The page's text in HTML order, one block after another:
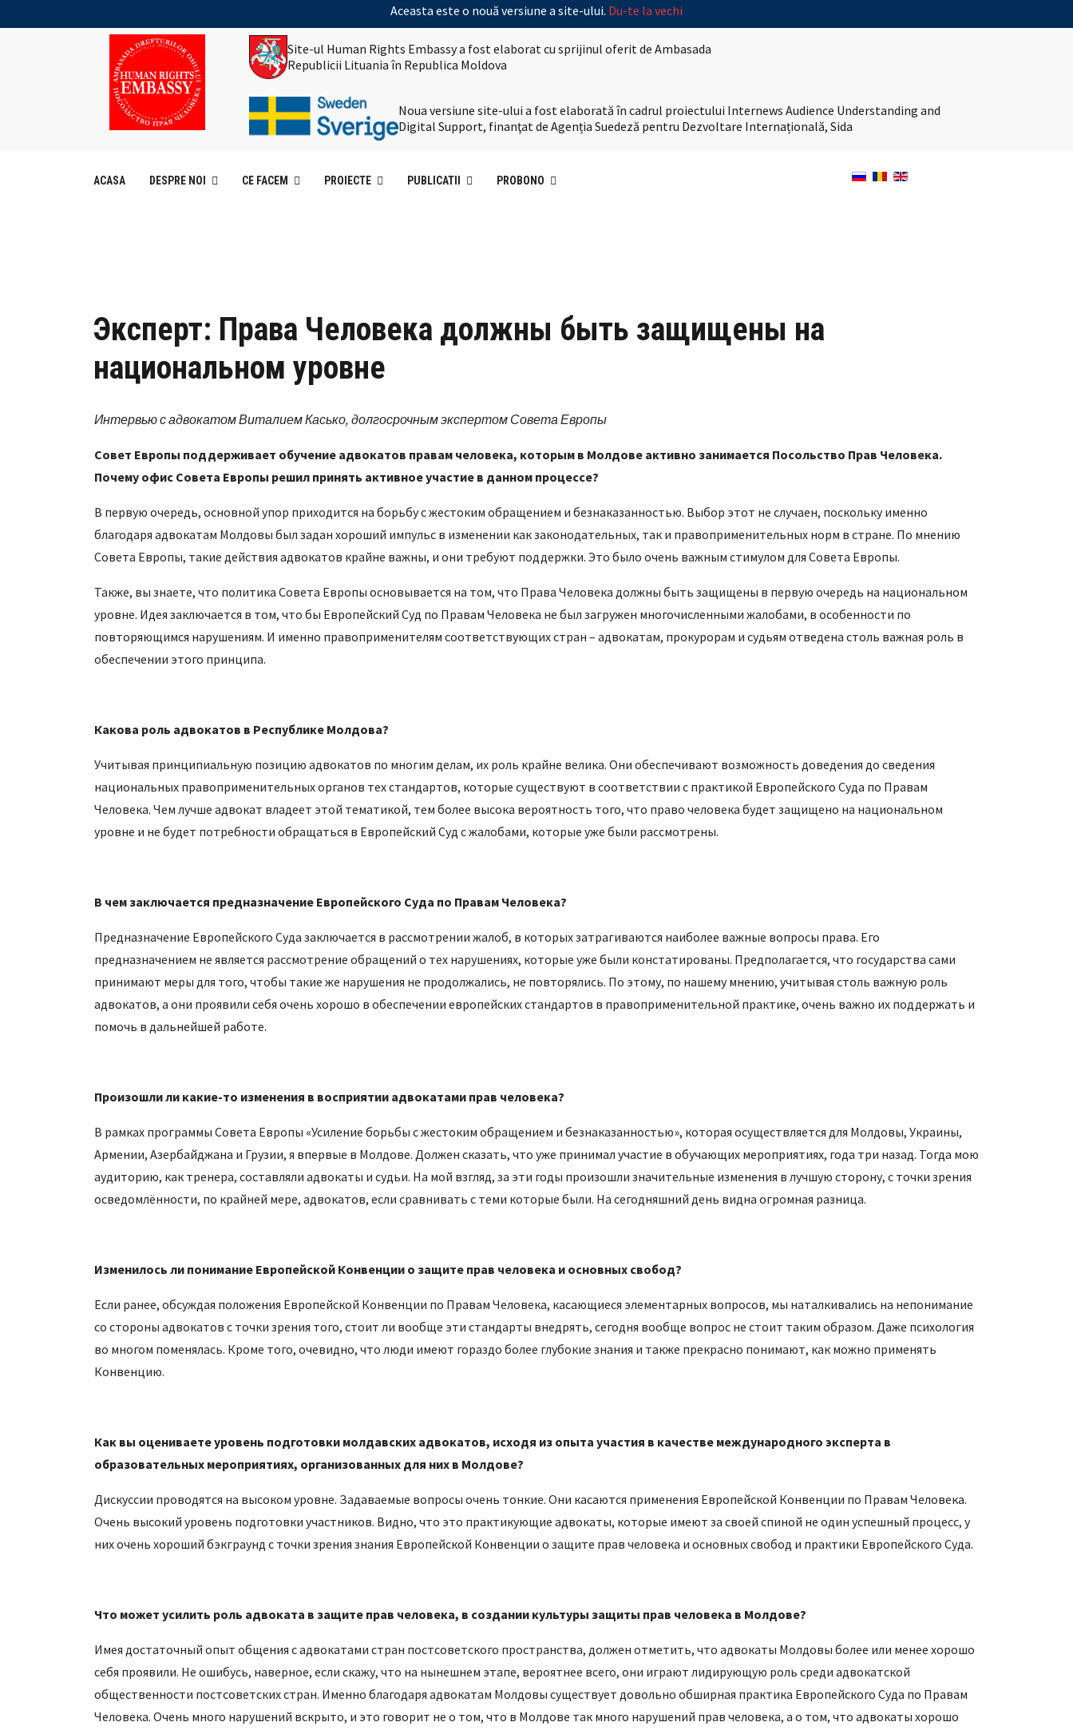
Aceasta este o nouă versiune a site-ului. Du-te la vechi
Site-ul Human Rights Embassy a fost elaborat cu sprijinul oferit de Ambasada
Republicii Lituania în Republica Moldova
Noua versiune site-ului a fost elaborată în cadrul proiectului Internews Audience Understanding and
Digital Support, finanţat de Agenția Suedeză pentru Dezvoltare Internațională, Sida
ACASA DESPRE NOI CE FACEM PROIECTE PUBLICATII PROBONO
Эксперт: Права Человека должны быть защищены на
национальном уровне
Интервью с адвокатом Виталием Касько, долгосрочным экспертом Совета Европы
Совет Европы поддерживает обучение адвокатов правам человека, которым в Молдове активно занимается Посольство Прав Человека.
Почему офис Совета Европы решил принять активное участие в данном процессе?
В первую очередь, основной упор приходится на борьбу с жестоким обращением и безнаказанностью. Выбор этот не случаен, поскольку именно
благодаря адвокатам Молдовы был задан хороший импульс в изменении как законодательных, так и правоприменительных норм в стране. По мнению
Совета Европы, такие действия адвокатов крайне важны, и они требуют поддержки. Это было очень важным стимулом для Совета Европы.
Также, вы знаете, что политика Совета Европы основывается на том, что Права Человека должны быть защищены в первую очередь на национальном
уровне. Идея заключается в том, что бы Европейский Суд по Правам Человека не был загружен многочисленными жалобами, в особенности по
повторяющимся нарушениям. И именно правоприменителям соответствующих стран – адвокатам, прокурорам и судьям отведена столь важная роль в
обеспечении этого принципа.
Какова роль адвокатов в Республике Молдова?
Учитывая принципиальную позицию адвокатов по многим делам, их роль крайне велика. Они обеспечивают возможность доведения до сведения
национальных правоприменительных органов тех стандартов, которые существуют в соответствии с практикой Европейского Суда по Правам
Человека. Чем лучше адвокат владеет этой тематикой, тем более высока вероятность того, что право человека будет защищено на национальном
уровне и не будет потребности обращаться в Европейский Суд с жалобами, которые уже были рассмотрены.
В чем заключается предназначение Европейского Суда по Правам Человека?
Предназначение Европейского Суда заключается в рассмотрении жалоб, в которых затрагиваются наиболее важные вопросы права. Его
предназначением не является рассмотрение обращений о тех нарушениях, которые уже были констатированы. Предполагается, что государства сами
принимают меры для того, чтобы такие же нарушения не продолжались, не повторялись. По этому, по нашему мнению, учитывая столь важную роль
адвокатов, а они проявили себя очень хорошо в обеспечении европейских стандартов в правоприменительной практике, очень важно их поддержать и
помочь в дальнейшей работе.
Произошли ли какие-то изменения в восприятии адвокатами прав человека?
В рамках программы Совета Европы «Усиление борьбы с жестоким обращением и безнаказанностью», которая осуществляется для Молдовы, Украины,
Армении, Азербайджана и Грузии, я впервые в Молдове. Должен сказать, что уже принимал участие в обучающих мероприятиях, года три назад. Тогда мою
аудиторию, как тренера, составляли адвокаты и судьи. На мой взгляд, за эти годы произошли значительные изменения в лучшую сторону, с точки зрения
осведомлённости, по крайней мере, адвокатов, если сравнивать с теми которые были. На сегодняшний день видна огромная разница.
Изменилось ли понимание Европейской Конвенции о защите прав человека и основных свобод?
Если ранее, обсуждая положения Европейской Конвенции по Правам Человека, касающиеся элементарных вопросов, мы наталкивались на непонимание
со стороны адвокатов с точки зрения того, стоит ли вообще эти стандарты внедрять, сегодня вообще вопрос не стоит таким образом. Даже психология
во многом поменялась. Кроме того, очевидно, что люди имеют гораздо более глубокие знания и также прекрасно понимают, как можно применять
Конвенцию.
Как вы оцениваете уровень подготовки молдавских адвокатов, исходя из опыта участия в качестве международного эксперта в
образовательных мероприятиях, организованных для них в Молдове?
Дискуссии проводятся на высоком уровне. Задаваемые вопросы очень тонкие. Они касаются применения Европейской Конвенции по Правам Человека.
Очень высокий уровень подготовки участников. Видно, что это практикующие адвокаты, которые имеют за своей спиной не один успешный процесс, у
них очень хороший бэкграунд с точки зрения знания Европейской Конвенции о защите прав человека и основных свобод и практики Европейского Суда.
Что может усилить роль адвоката в защите прав человека, в создании культуры защиты прав человека в Молдове?
Имея достаточный опыт общения с адвокатами стран постсоветского пространства, должен отметить, что адвокаты Молдовы более или менее хорошо
себя проявили. Не ошибусь, наверное, если скажу, что на нынешнем этапе, вероятнее всего, они играют лидирующую роль среди адвокатской
общественности постсоветских стран. Именно благодаря адвокатам Молдовы существует довольно обширная практика Европейского Суда по Правам
Человека. Очень много нарушений вскрыто, и это говорит не о том, что в Молдове так много нарушений прав человека, а о том, что адвокаты хорошо